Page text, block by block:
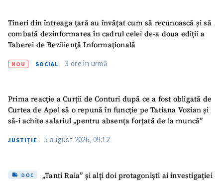
Tineri din întreaga țară au învățat cum să recunoască și să
combată dezinformarea în cadrul celei de-a doua ediții a
Taberei de Reziliență Informațională
NOU SOCIAL 3 ore în urmă
Prima reacție a Curții de Conturi după ce a fost obligată de
Curtea de Apel să o repună în funcție pe Tatiana Vozian și
să-i achite salariul „pentru absența forțată de la muncă”
JUSTIȚIE 5 august 2026, 09:12
DOC
„Tanti Raia” și alți doi protagoniști ai investigației